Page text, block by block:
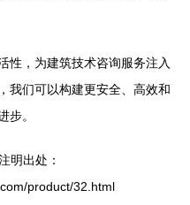
性，为建筑技术咨询服务注入
我们可以构建更安全、高效和
步。
明出处：
product/32.html